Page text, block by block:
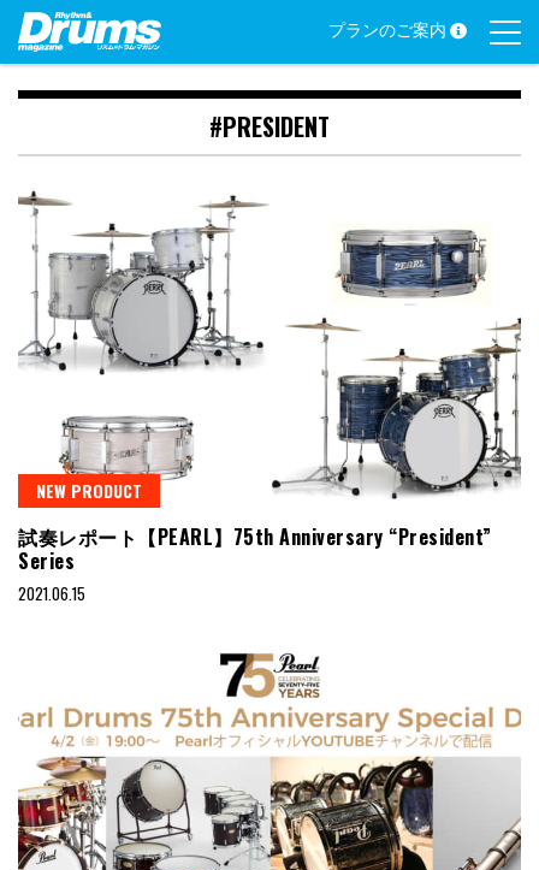
Skip
content
プランのご案内
#PRESIDENT
NEW PRODUCT
試奏レポート【PEARL】75th Anniversary “President”
Series
2021.06.15